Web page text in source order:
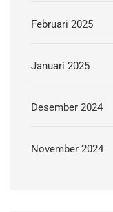
Februari 2025
Januari 2025
Desember 2024
November 2024